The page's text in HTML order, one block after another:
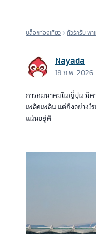
บล็อกท่องเที่ยว ทัวร์ครับ พา
Nayada
18 ก.พ. 2026
การคมนาคมในญี่ปุ่น มีคว
เพลิดเพลิน แต่ถึงอย่าง
แน่นอยู่ดี